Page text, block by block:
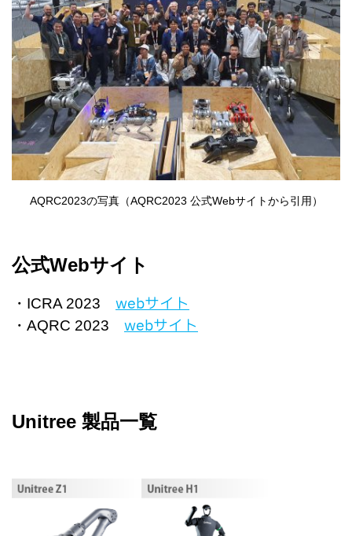
AQRC2023の写真（AQRC2023 公式Webサイトから引用）
公式Webサイト
・ICRA 2023 webサイト
・AQRC 2023 webサイト
Unitree 製品一覧